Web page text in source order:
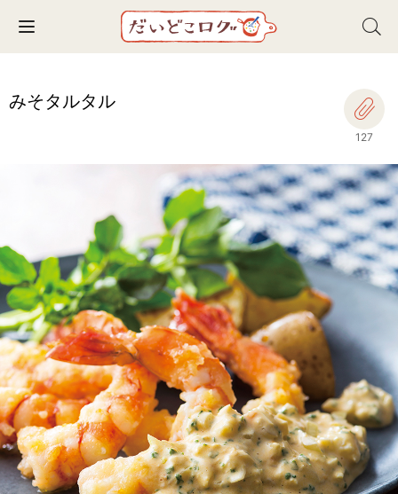
Toggle navigation
みそタルタル
127